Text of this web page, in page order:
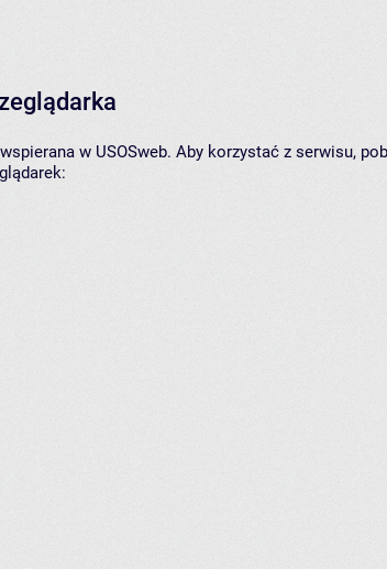
w USOSweb. Aby korzystać z serwisu,